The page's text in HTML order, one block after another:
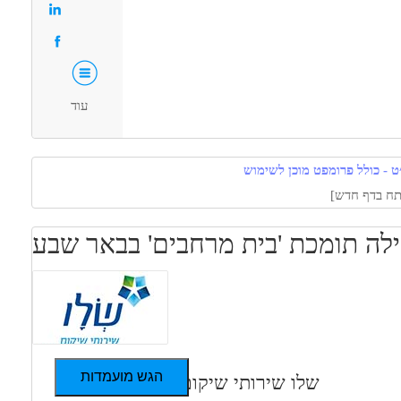
אפשרויות פיתוח וקידום
סבסוד לימודים לתואר טיפולי
עוד
- כולל פרומפט מוכן לשימוש
תומכת 'בית מרחבים' בבאר שבע
הגש מועמדות שלו שירותי שיקום